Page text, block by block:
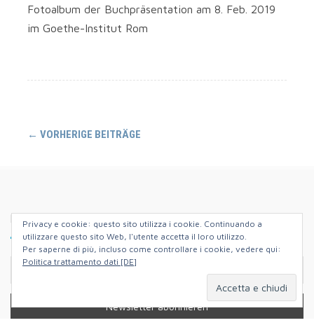
Foto­al­bum der Buch­prä­sen­ta­ti­on am 8. Feb. 2019
im Goethe-Institut Rom
Navigation
← VORHERIGE BEITRÄGE
BLEIBEN SIE AUF DEM LAUFENDEN!
Privacy e cookie: questo sito utilizza i cookie. Continuando a
utilizzare questo sito Web, l'utente accetta il loro utilizzo.
Per saperne di più, incluso come controllare i cookie, vedere qui:
Politica trattamento dati [DE]